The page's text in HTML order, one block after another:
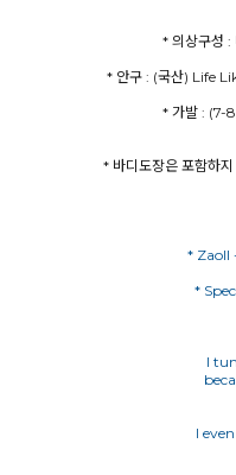
* 가발 : (7-
* 바디도장은 포함하
*
I
I